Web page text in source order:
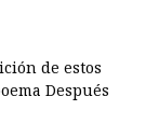
de estos
Después